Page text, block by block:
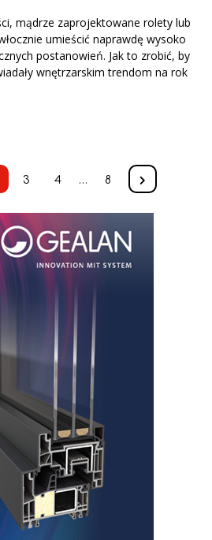
mądrze zaprojektowane rolety lub
umieścić naprawdę wysoko
postanowień. Jak to zrobić, by
wnętrzarskim trendom na rok
3 4 … 8